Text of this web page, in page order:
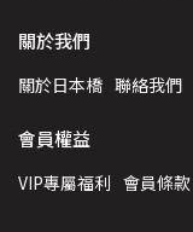
關於我們
關於日本橋 聯絡我們
會員權益
VIP專屬福利 會員條款